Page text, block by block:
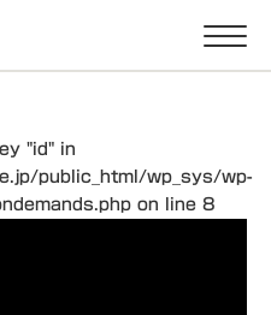
"id" in
public_html/wp_sys/wp-
on line 8